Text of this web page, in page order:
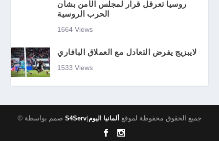
روسيا تعرقل قرار لمجلس الأمن بشأن
الحرب الروسية
1664 Views
لايبزيج يفرض التعادل مع العملاق البافاري
1533 Views
S4Serv |جميع الحقوق محفوظة لموقعألمانيا اليوم